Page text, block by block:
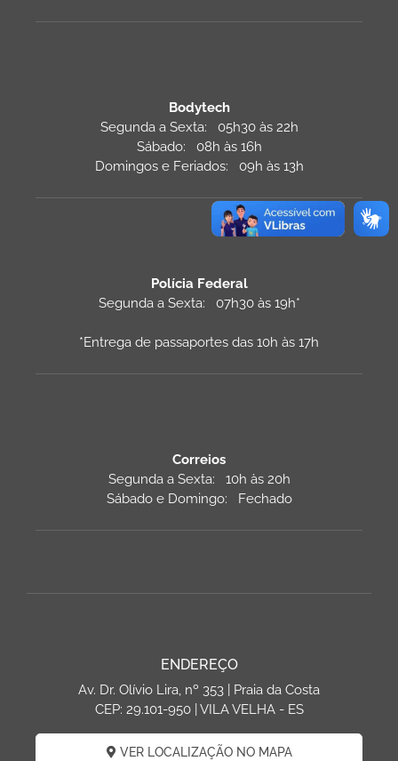
Bodytech
Segunda a Sexta: 05h30 às 22h
Sábado: 08h às 16h
Domingos e Feriados: 09h às 13h
Polícia Federal
Segunda a Sexta: 07h30 às 19h*
*Entrega de passaportes das 10h às 17h
Correios
Segunda a Sexta: 10h às 20h
Sábado e Domingo: Fechado
ENDEREÇO
Av. Dr. Olívio Lira, nº 353 | Praia da Costa
CEP: 29.101-950 | VILA VELHA - ES
VER LOCALIZAÇÃO NO MAPA